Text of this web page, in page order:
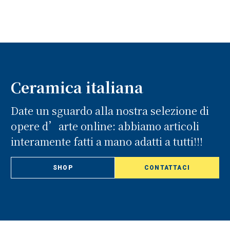
Ceramica italiana
Date un sguardo alla nostra selezione di
opere d’arte online: abbiamo articoli
interamente fatti a mano adatti a tutti!!!
SHOP CONTATTACI